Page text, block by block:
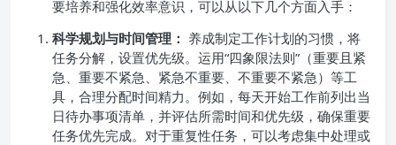
要培养和强化效率意识，可以从以下几个方面入手：
科学规划与时间管理： 养成制定工作计划的习惯，将
任务分解，设置优先级。运用“四象限法则”（重要且紧
急、重要不紧急、紧急不重要、不重要不紧急）等工
具，合理分配时间精力。例如，每天开始工作前列出当
日待办事项清单，并评估所需时间和优先级，确保重要
任务优先完成。对于重复性任务，可以考虑集中处理或